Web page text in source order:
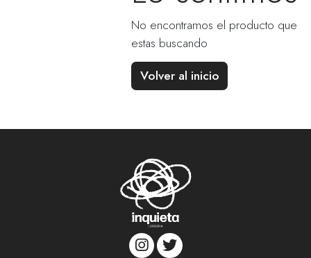
No encontramos el producto que
estas buscando
Volver al inicio